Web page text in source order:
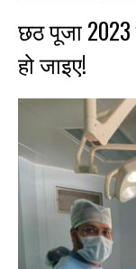
छठ पूजा
हो जाइए!